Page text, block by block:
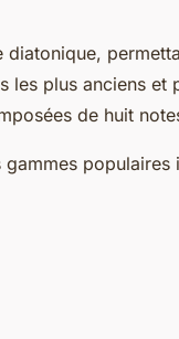
diatonique,
les plus anciens et
de huit
populaires